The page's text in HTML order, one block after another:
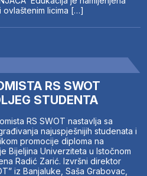
ovlaštenim licima […]
RS SWOT
STUDENTA
RS SWOT nastavlja sa
najuspješnijih studenata i
promocije diploma na
Bijeljina Univerziteta u Istočnom
Radić Zarić. Izvršni direktor
iz Banjaluke, Saša Grabovac,